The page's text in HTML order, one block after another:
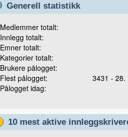
Generell statistikk
Medlemmer totalt:
Innlegg totalt:
Emner totalt:
Kategorier totalt:
Brukere pålogget:
Flest pålogget:
3431 - 28.
Pålogget idag:
10 mest aktive